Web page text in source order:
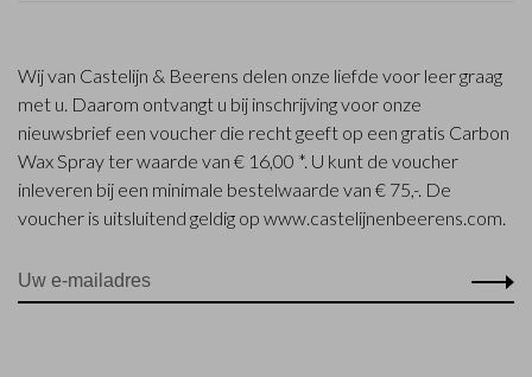
Wij van Castelijn & Beerens delen onze liefde voor leer graag
met u. Daarom ontvangt u bij inschrijving voor onze
nieuwsbrief een voucher die recht geeft op een gratis Carbon
Wax Spray ter waarde van € 16,00 *. U kunt de voucher
inleveren bij een minimale bestelwaarde van € 75,-. De
voucher is uitsluitend geldig op www.castelijnenbeerens.com.